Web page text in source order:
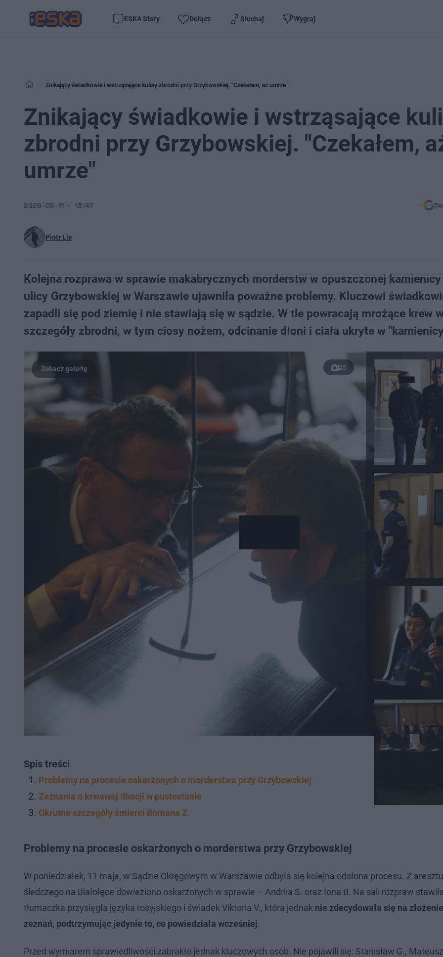
ESKA Story Dołącz Słuchaj Wygraj
Znikający świadkowie i wstrząsające kulisy zbrodni przy Grzybowskiej. "Czekałem, aż umrze"
Znikający świadkowie i wstrząsające
zbrodni przy Grzybowskiej. "Czekałem,
umrze"
Piotr Lis
2026-05-11 13:47
Kolejna rozprawa w sprawie makabrycznych morderstw w opuszczonej
ulicy Grzybowskiej w Warszawie ujawniła poważne problemy. Kluczowi
zapadli się pod ziemię i nie stawiają się w sądzie. W tle powracają mrożące krew
szczegóły zbrodni, w tym ciosy nożem, odcinanie dłoni i ciała ukryte w
25
Spis treści
Problemy na procesie oskarżonych o morderstwa przy Grzybowskiej
Zeznania o krwawej libacji w pustostanie
Okrutne szczegóły śmierci Romana Z.
Problemy na procesie oskarżonych o morderstwa przy Grzybowskiej
W poniedziałek, 11 maja, w Sądzie Okręgowym w Warszawie odbyła się kolejna odsłona procesu. Z aresztu
śledczego na Białołęce dowieziono oskarżonych w sprawie – Andriia S. oraz Iona B. Na sali rozpraw
tłumaczka przysięgła języka rosyjskiego i świadek Viktoria V., która jednak nie zdecydowała się na
zeznań, podtrzymując jedynie to, co powiedziała wcześniej.
Przed wymiarem sprawiedliwości zabrakło jednak kluczowych osób. Nie pojawili się: Stanisław G., Mateusz